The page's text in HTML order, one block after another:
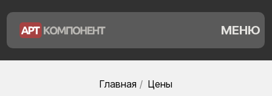
МЕНЮ
Главная / Цены